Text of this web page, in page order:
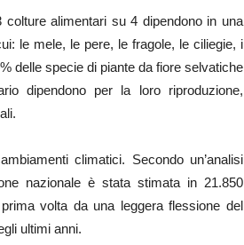
alimentari su 4 dipendono in una
le mele, le pere, le fragole, le ciliegie, i
delle specie di piante da fiore selvatiche
dipendono per la loro riproduzione,
climatici. Secondo un’analisi
nazionale è stata stimata in 21.850
volta da una leggera flessione del
ultimi anni.